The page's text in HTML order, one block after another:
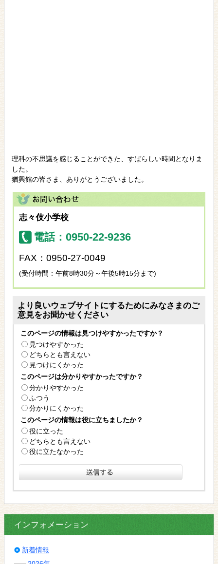
理科の不思議を感じることができた、すばらしい時間となりま
した。
猶興館の皆さま、ありがとうございました。
志々伎小学校
電話：0950-22-9236
FAX：0950-27-0049
(受付時間：午前8時30分～午後5時15分まで)
より良いウェブサイトにするためにみなさまのご
意見をお聞かせください
このページの情報は見つけやすかったですか？
見つけやすかった
どちらとも言えない
見つけにくかった
このページは分かりやすかったですか？
分かりやすかった
ふつう
分かりにくかった
このページの情報は役に立ちましたか？
役に立った
どちらとも言えない
役に立たなかった
インフォメーション
新着情報